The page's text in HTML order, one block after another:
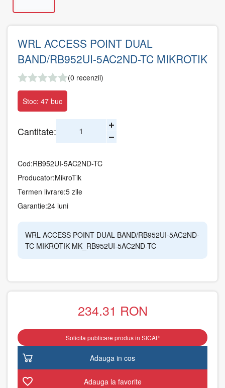
WRL ACCESS POINT DUAL
BAND/RB952UI-5AC2ND-TC MIKROTIK
(0 recenzii)
Stoc: 47 buc
Cantitate:
Cod:RB952UI-5AC2ND-TC
Producator:MikroTik
Termen livrare:5 zile
Garantie:24 luni
WRL ACCESS POINT DUAL BAND/RB952UI-5AC2ND-
TC MIKROTIK MK_RB952UI-5AC2ND-TC
234.31 RON
Solicita publicare produs in SICAP
Adauga in cos
Adauga la favorite